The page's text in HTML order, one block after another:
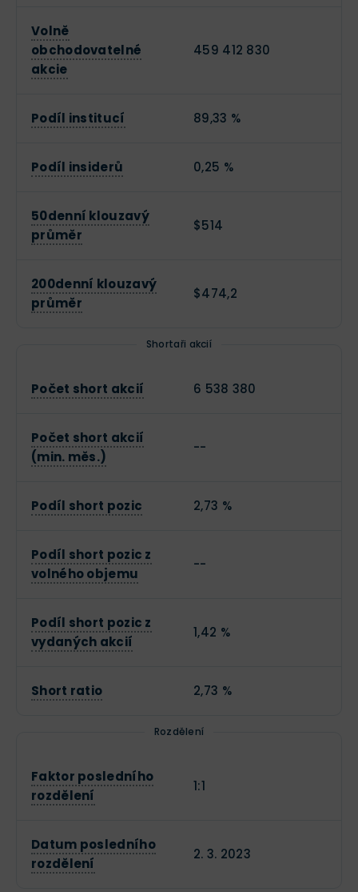
Volně
obchodovatelné
akcie
459 412 830
Podíl institucí 89,33 %
Podíl insiderů 0,25 %
50denní klouzavý
průměr
$514
200denní klouzavý
průměr
$474,2
Shortaři akcií
Počet short akcií 6 538 380
Počet short akcií
(min. měs.)
--
Podíl short pozic 2,73 %
Podíl short pozic z
volného objemu
--
Podíl short pozic z
vydaných akcií
1,42 %
Short ratio 2,73 %
Rozdělení
Faktor posledního
rozdělení
1:1
Datum posledního
rozdělení
2. 3. 2023